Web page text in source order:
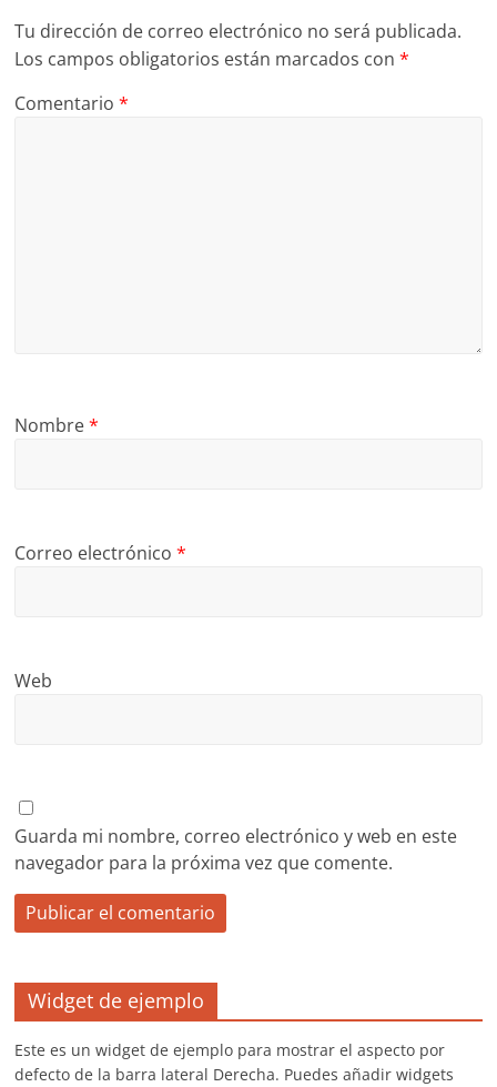
Tu dirección de correo electrónico no será publicada.
Los campos obligatorios están marcados con*
Comentario*
Nombre*
Correo electrónico*
Web
Guarda mi nombre, correo electrónico y web en este
navegador para la próxima vez que comente.
Widget de ejemplo
Este es un widget de ejemplo para mostrar el aspecto por
defecto de la barra lateral Derecha. Puedes añadir widgets